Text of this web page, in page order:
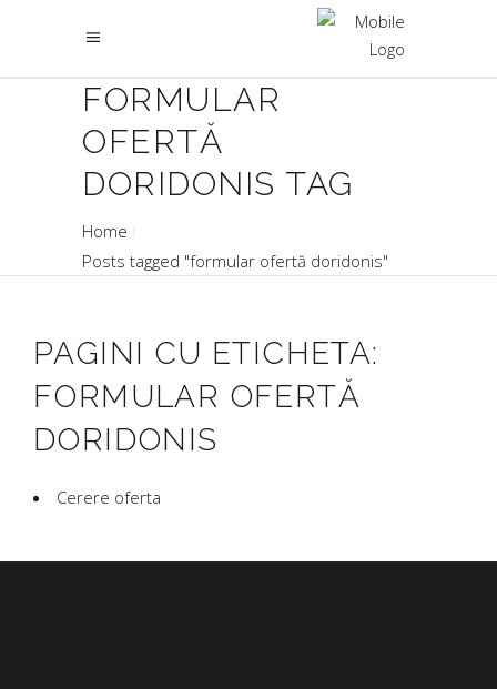
FORMULAR
OFERTĂ
DORIDONIS TAG
Home
Posts tagged "formular ofertă doridonis"
PAGINI CU ETICHETA:
FORMULAR OFERTĂ
DORIDONIS
Cerere oferta